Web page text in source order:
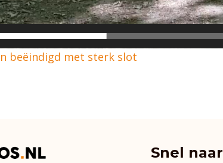
beëindigd met sterk slot
Snel naar